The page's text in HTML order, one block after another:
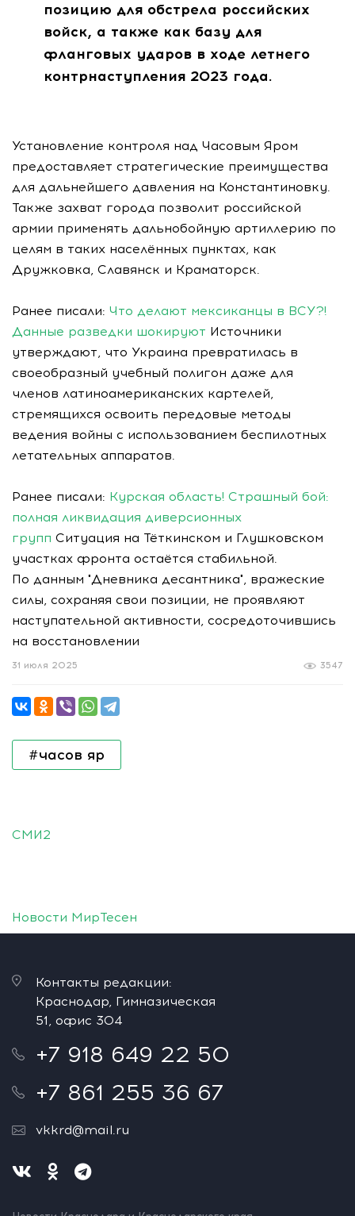
позицию для обстрела российских
войск, а также как базу для
фланговых ударов в ходе летнего
контрнаступления 2023 года.
Установление контроля над Часовым Яром
предоставляет стратегические преимущества
для дальнейшего давления на Константиновку.
Также захват города позволит российской
армии применять дальнобойную артиллерию по
целям в таких населённых пунктах, как
Дружковка, Славянск и Краматорск.
Ранее писали: Что делают мексиканцы в ВСУ?!
Данные разведки шокируют Источники
утверждают, что Украина превратилась в
своеобразный учебный полигон даже для
членов латиноамериканских картелей,
стремящихся освоить передовые методы
ведения войны с использованием беспилотных
летательных аппаратов.
Ранее писали: Курская область! Страшный бой:
полная ликвидация диверсионных
групп Ситуация на Тёткинском и Глушковском
участках фронта остаётся стабильной.
По данным "Дневника десантника", вражеские
силы, сохраняя свои позиции, не проявляют
наступательной активности, сосредоточившись
на восстановлении
3547
31 июля 2025
#часов яр
СМИ2
Новости МирТесен
Контакты редакции:
Краснодар, Гимназическая
51, офис 304
+7 918 649 22 50
+7 861 255 36 67
vkkrd@mail.ru